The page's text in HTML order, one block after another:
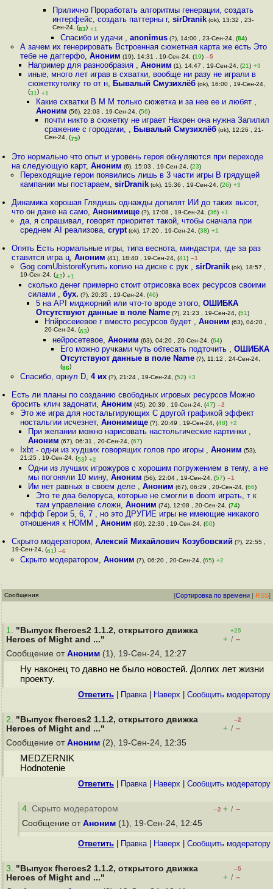
Прилично Проработать алгоритмы генерации, создать
интерфейс, создать паттерны г, sirDranik(ok), 13:32 , 23-
Сен-24, (83) +1
Спасибо и удачи ,anonimus (?), 14:00 , 23-Сен-24, (84)
А зачем их генерировать Встроенная сюжетная карта же есть Это
тебе не даггерфо, Аноним (19), 14:31 , 19-Сен-24, (19) –5
Например для разнообразия , Аноним (1), 14:47 , 19-Сен-24, (21) +3
иные, много лет играв в схватки, вообще ни разу не играли в
сюжеткутолку то от н, Бывалый Смузихлёб(ok), 16:00 , 19-Сен-24,
(31) +1
Какие схватки В M M только сюжетка и за нее ее и любят ,
Аноним (56), 22:03 , 19-Сен-24, (56)
почти никто в сюжетку не играет Нахрен она нужна Запилил
сражение с городами, , Бывалый Смузихлёб(ok), 12:26 , 21-
Сен-24, (79)
Это нормально что опыт и уровень героя обнуляются при переходе
на следующую карт,Аноним (6), 15:03 , 19-Сен-24, (23)
Переходящие герои появились лишь в 3 части игры В грядущей
кампании мы постараем, sirDranik(ok), 15:36 , 19-Сен-24, (26) +3
Динамика хорошая Глядишь однажды допилят ИИ до таких высот,
что он даже на само,Анонимище (?), 17:08 , 19-Сен-24, (36) +1
да, я спрашивал, говорят приоритет такой, чтобы сначала при
среднем AI реализова, crypt(ok), 17:20 , 19-Сен-24, (38) +1
Опять Есть нормальные игры, типа веснота, миндастри, где за раз
ставится игра ц,Аноним (41), 18:40 , 19-Сен-24, (41) –1
Gog comUbistoreКупить копию на диске с рук , sirDranik(ok), 18:57 ,
19-Сен-24, (42) +1
сколько денег примерно стоит отрисовка всех ресурсов своими
силами , бух. (?), 20:35 , 19-Сен-24, (46)
5 на API миджорний или что-то вроде этого,ОШИБКА
Отсутствуют данные в поле Name (?), 21:23 , 19-Сен-24, (51)
Нпйросеиевое г вместо ресурсов будет , Аноним (63), 04:20 ,
20-Сен-24, (63)
нейросетевое, Аноним (63), 04:20 , 20-Сен-24, (64)
Его можно ручками чуть обтесать подточить ,ОШИБКА
Отсутствуют данные в поле Name (?), 11:12 , 24-Сен-24,
(86)
Спасибо, орнул D, 4 их(?), 21:24 , 19-Сен-24, (52) +3
Есть ли планы по созданию свободных игровых ресурсов Можно
бросить клич задонати,Аноним (45), 20:39 , 19-Сен-24, (47) –2
Это же игра для ностальгирующих С другой графикой эффект
ностальгии исчезнет, Анонимище(?), 20:49 , 19-Сен-24, (48) +2
При желании можно нарисовать настольгические картинки ,
Аноним (67), 06:31 , 20-Сен-24, (67)
Ixbt - одни из худших говорящих голов про игоры , Аноним (53),
21:25 , 19-Сен-24, (53) +2
Одни из лучших игрожуров с хорошим погружением в тему, а не
мы погоняли 10 мину, Аноним (56), 22:04 , 19-Сен-24, (57) –1
Им нет равных в своем деле , Аноним (67), 06:29 , 20-Сен-24, (66)
Это те два белоруса, которые не смогли в doom играть, т к
там управление сложн,Аноним (74), 12:08 , 20-Сен-24, (74)
пффф Герои 5, 6, 7 , но это ДРУГИЕ игры не имеющие никакого
отношения к HOMM , Аноним (60), 22:30 , 19-Сен-24, (60)
Скрыто модератором,Алексий Михайлович Козубовский (?), 22:55 ,
19-Сен-24, (61) –6
Скрыто модератором, Аноним (7), 06:20 , 20-Сен-24, (65) +2
Сообщения [Сортировка по времени | RSS]
1. "Выпуск fheroes2 1.1.2, открытого движка
Heroes of Might and ..."
+25
+ / –
Сообщение от Аноним (1), 19-Сен-24, 12:27
Ну наконец то давно не было новостей. Долгих лет жизни
проекту.
Ответить Правка| Наверх Cообщить модератору
2. "Выпуск fheroes2 1.1.2, открытого движка
Heroes of Might and ..."
–2
+ / –
Сообщение от Аноним (2), 19-Сен-24, 12:35
MEDZERNIK
Hodnotenie
Ответить Правка| Наверх Cообщить модератору
4. Скрыто модератором –2 + / –
Сообщение от Аноним (1), 19-Сен-24, 12:45
Ответить Правка| Наверх Cообщить модератору
3. "Выпуск fheroes2 1.1.2, открытого движка
Heroes of Might and ..."
–5
+ / –